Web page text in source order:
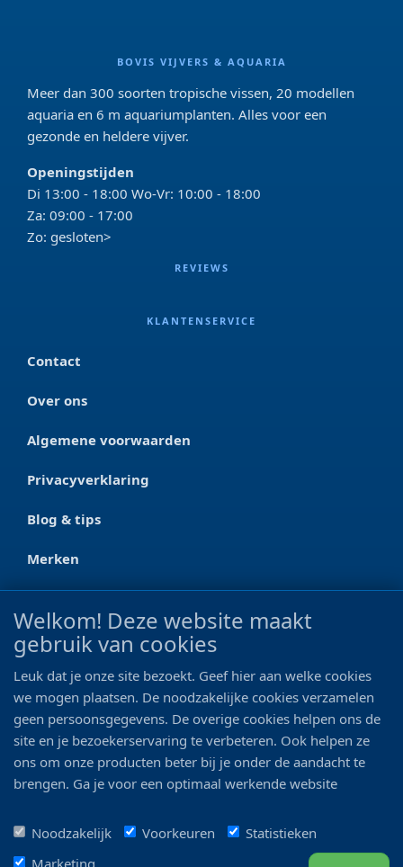
BOVIS VIJVERS & AQUARIA
Meer dan 300 soorten tropische vissen, 20 modellen
aquaria en 6 m aquariumplanten. Alles voor een
gezonde en heldere vijver.
Openingstijden
Di 13:00 - 18:00 Wo-Vr: 10:00 - 18:00
Za: 09:00 - 17:00
Zo: gesloten>
REVIEWS
KLANTENSERVICE
Contact
Over ons
Algemene voorwaarden
Privacyverklaring
Blog & tips
Merken
CONTACT
Ootmarsumseweg 125a
0546 - 622 990
06 - 11 19 81 42
info@bo-vis.nl
Welkom! Deze website maakt
gebruik van cookies
Leuk dat je onze site bezoekt. Geef hier aan welke cookies
we mogen plaatsen. De noodzakelijke cookies verzamelen
geen persoonsgegevens. De overige cookies helpen ons de
site en je bezoekerservaring te verbeteren. Ook helpen ze
ons om onze producten beter bij je onder de aandacht te
brengen. Ga je voor een optimaal werkende website
Noodzakelijk
Voorkeuren
Statistieken
Marketing